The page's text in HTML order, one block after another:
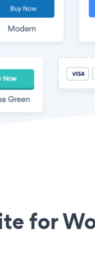
for